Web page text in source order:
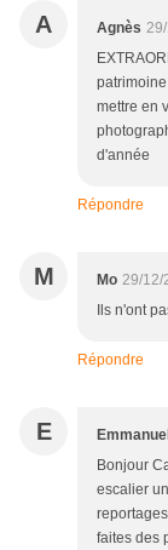
A Agnès
mettre en
d'année
Répondre
M Mo 29/12/
Ils n'ont
Répondre
E
Bonjour
escalier
faites des